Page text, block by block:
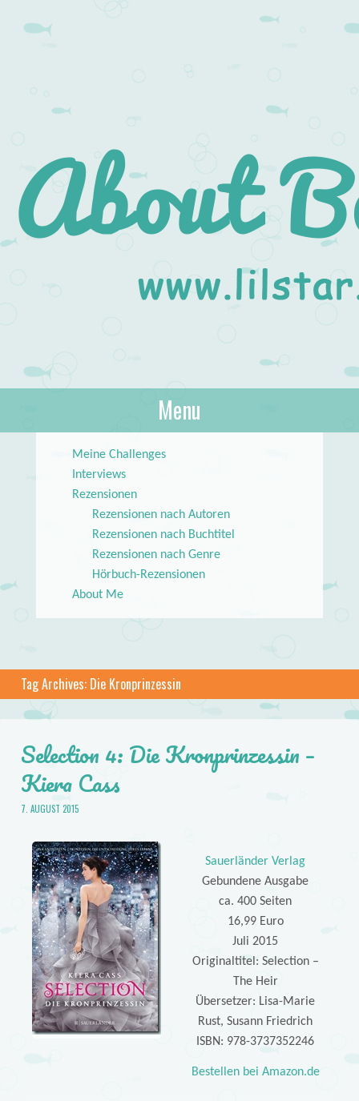
About Books
lilstar.de
Menu
Meine Challenges
Interviews
Rezensionen
Rezensionen nach Autoren
Rezensionen nach Buchtitel
Rezensionen nach Genre
Hörbuch-Rezensionen
About Me
Tag Archives: Die Kronprinzessin
Selection 4: Die Kronprinzessin –
Kiera Cass
7. AUGUST 2015
Sauerländer Verlag
Gebundene Ausgabe
ca. 400 Seiten
16,99 Euro
Juli 2015
Originaltitel: Selection –
The Heir
Übersetzer: Lisa-Marie
Rust, Susann Friedrich
ISBN: 978-3737352246
Bestellen bei Amazon.de